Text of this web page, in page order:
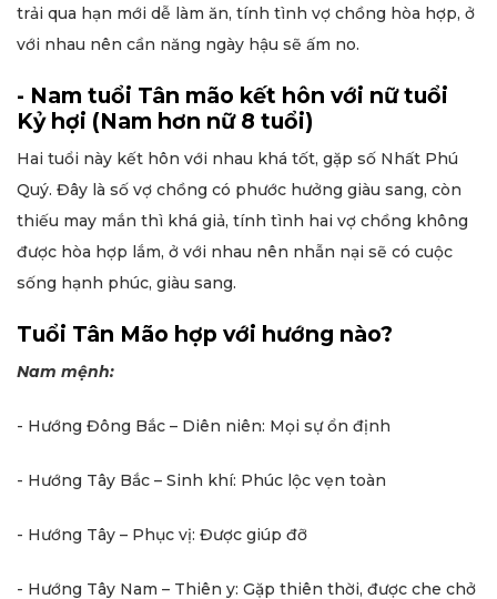
trải qua hạn mới dễ làm ăn, tính tình vợ chồng hòa hợp, ở
với nhau nên cần năng ngày hậu sẽ ấm no.
- Nam tuổi Tân mão kết hôn với nữ tuổi
Kỷ hợi (Nam hơn nữ 8 tuổi)
Hai tuổi này kết hôn với nhau khá tốt, gặp số Nhất Phú
Quý. Đây là số vợ chồng có phước hưởng giàu sang, còn
thiếu may mắn thì khá giả, tính tình hai vợ chồng không
được hòa hợp lắm, ở với nhau nên nhẫn nại sẽ có cuộc
sống hạnh phúc, giàu sang.
Tuổi Tân Mão hợp với hướng nào?
Nam mệnh:
- Hướng Đông Bắc – Diên niên: Mọi sự ổn định
- Hướng Tây Bắc – Sinh khí: Phúc lộc vẹn toàn
- Hướng Tây – Phục vị: Được giúp đỡ
- Hướng Tây Nam – Thiên y: Gặp thiên thời, được che chở